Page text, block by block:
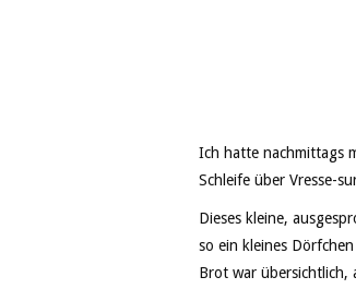
Ich hatte nachmittags
Schleife über Vresse-
Dieses kleine,
so ein kleines
Brot war übersichtlich,